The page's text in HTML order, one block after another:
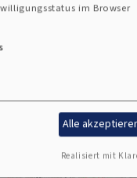
im Browser
Alle
Realisiert mit